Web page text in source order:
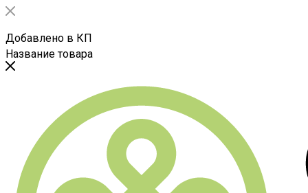
Добавлено в КП
Название товара